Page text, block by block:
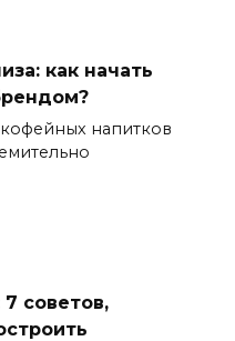
как начать
напитков
советов,